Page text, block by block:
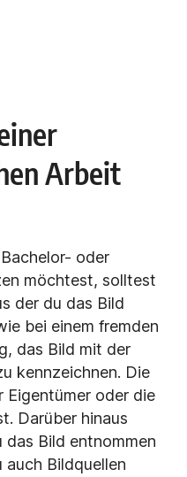
Arbeit
oder
möchtest, solltest
der du das Bild
bei einem fremden
das Bild mit der
kennzeichnen. Die
Eigentümer oder die
Darüber hinaus
Bild entnommen
Bildquellen